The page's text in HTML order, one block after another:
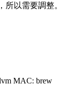
所以需要調整。
MAC: brew